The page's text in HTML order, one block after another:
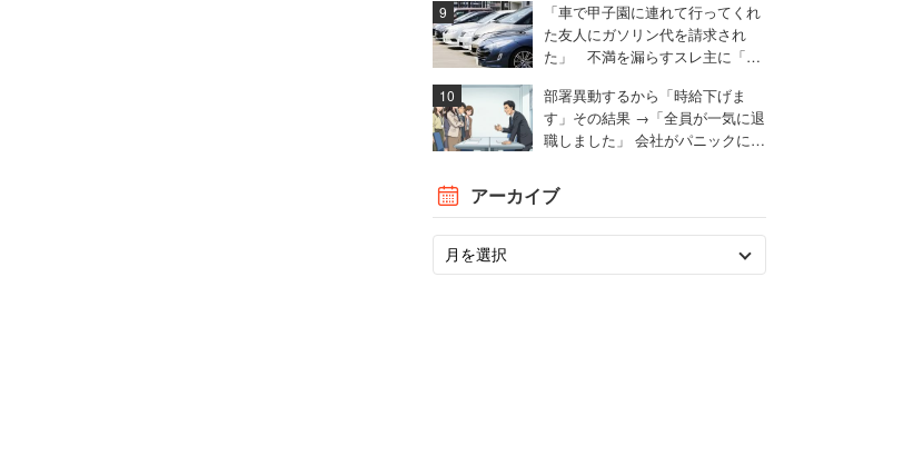
「車で甲子園に連れて行ってくれ
た友人にガソリン代を請求され
た」 不満を漏らすスレ主に「言
部署異動するから「時給下げま
す」その結果 →「全員が一気に退
職しました」 会社がパニックに陥
アーカイブ